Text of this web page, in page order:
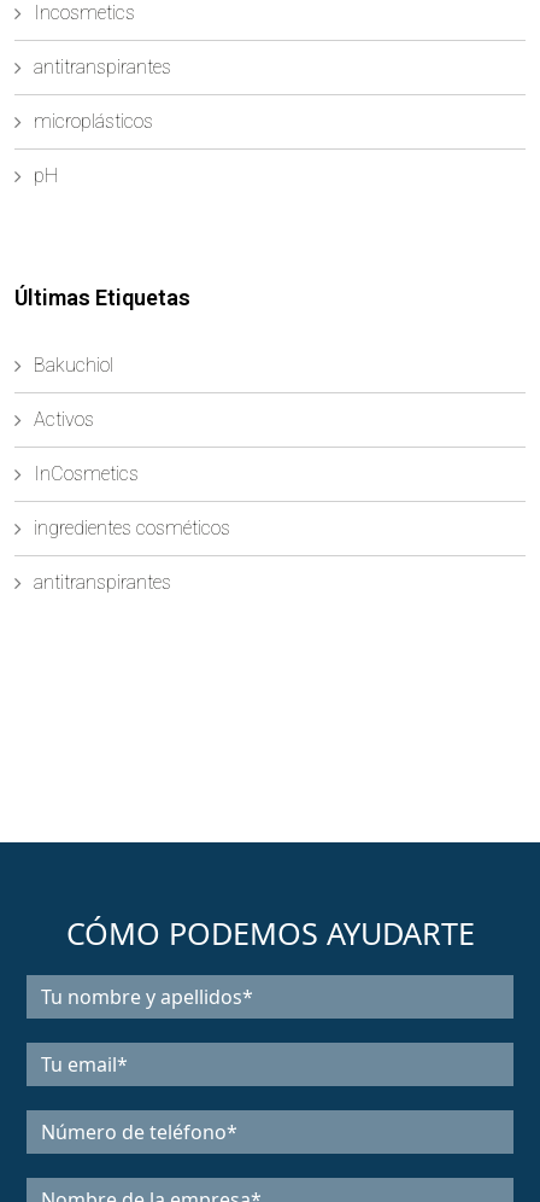
Incosmetics
antitranspirantes
microplásticos
pH
Últimas Etiquetas
Bakuchiol
Activos
InCosmetics
ingredientes cosméticos
antitranspirantes
CÓMO PODEMOS AYUDARTE